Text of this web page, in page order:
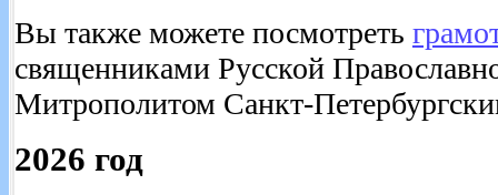
Вы также можете посмотреть
священниками Русской
Митрополитом Санкт-
2026 год